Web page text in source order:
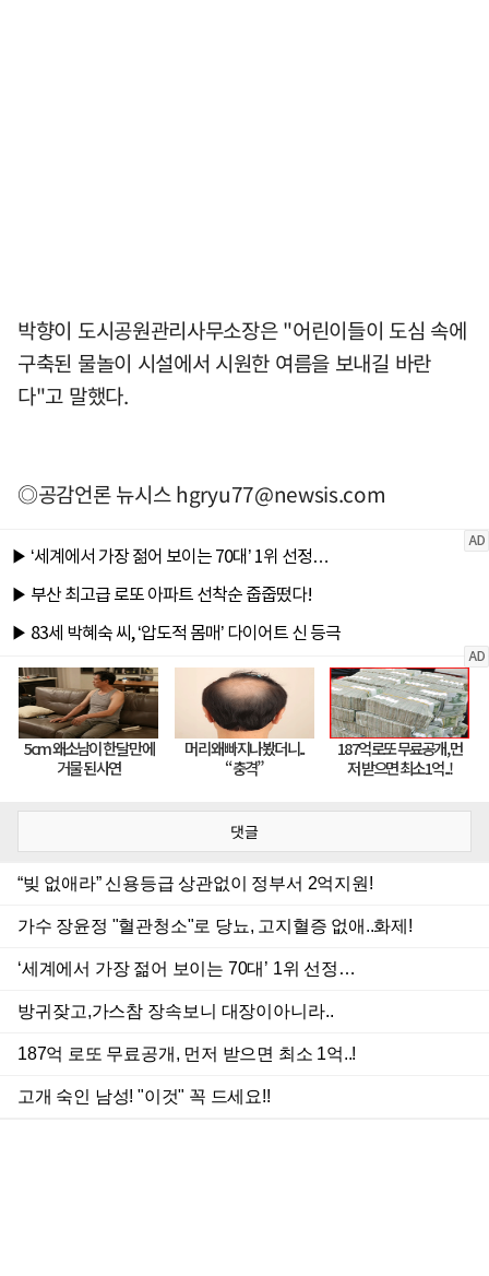
박향이 도시공원관리사무소장은 "어린이들이 도심 속에
구축된 물놀이 시설에서 시원한 여름을 보내길 바란
다"고 말했다.
◎공감언론 뉴시스hgryu77@newsis.com
댓글